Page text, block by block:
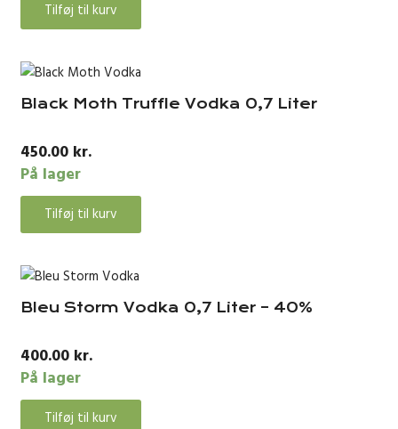
Tilføj til kurv
Black Moth Truffle Vodka 0,7 Liter
450.00 kr.
På lager
Tilføj til kurv
Bleu Storm Vodka 0,7 Liter – 40%
400.00 kr.
På lager
Tilføj til kurv